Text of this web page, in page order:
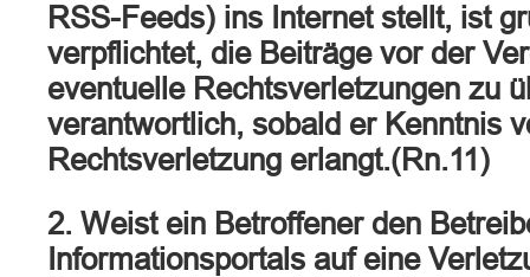
RSS-Feeds) ins Internet stellt, ist
verpflichtet, die Beiträge vor der
eventuelle Rechtsverletzungen zu
verantwortlich, sobald er Kenntnis
Rechtsverletzung erlangt.(Rn.11)
2. Weist ein Betroffener den
Informationsportals auf eine